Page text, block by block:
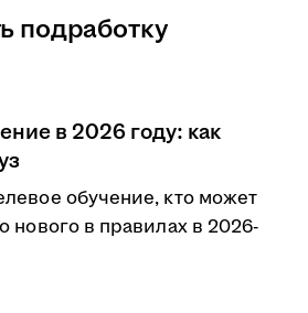
подработку
в 2026 году: как
обучение, кто может
нового в правилах в 2026-